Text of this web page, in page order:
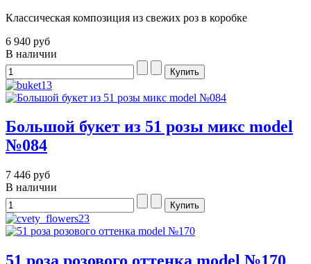
Классическая композиция из свежих роз в коробке
6 940 руб
В наличии
Большой букет из 51 розы микс model
№084
7 446 руб
В наличии